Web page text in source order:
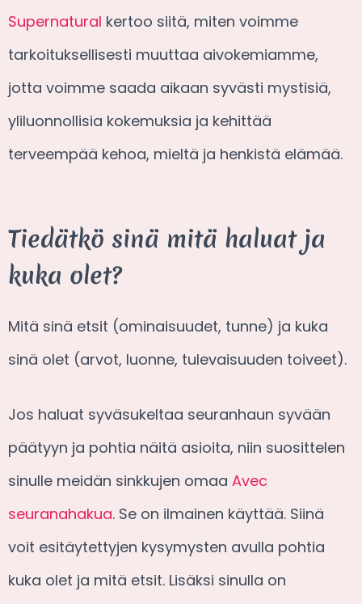
Supernatural kertoo siitä, miten voimme
tarkoituksellisesti muuttaa aivokemiamme,
jotta voimme saada aikaan syvästi mystisiä,
yliluonnollisia kokemuksia ja kehittää
terveempää kehoa, mieltä ja henkistä elämää.
Tiedätkö sinä mitä haluat ja
kuka olet?
Mitä sinä etsit (ominaisuudet, tunne) ja kuka
sinä olet (arvot, luonne, tulevaisuuden toiveet).
Jos haluat syväsukeltaa seuranhaun syvään
päätyyn ja pohtia näitä asioita, niin suosittelen
sinulle meidän sinkkujen omaa Avec
seuranahakua. Se on ilmainen käyttää. Siinä
voit esitäytettyjen kysymysten avulla pohtia
kuka olet ja mitä etsit. Lisäksi sinulla on